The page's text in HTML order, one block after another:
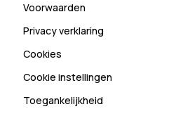
Voorwaarden
Privacy verklaring
Cookies
Cookie instellingen
Toegankelijkheid